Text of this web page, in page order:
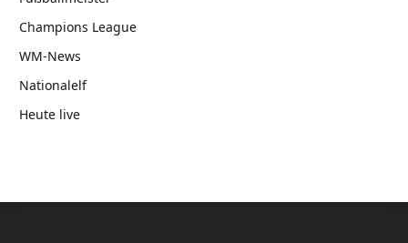
Champions League
WM-News
Nationalelf
Heute live